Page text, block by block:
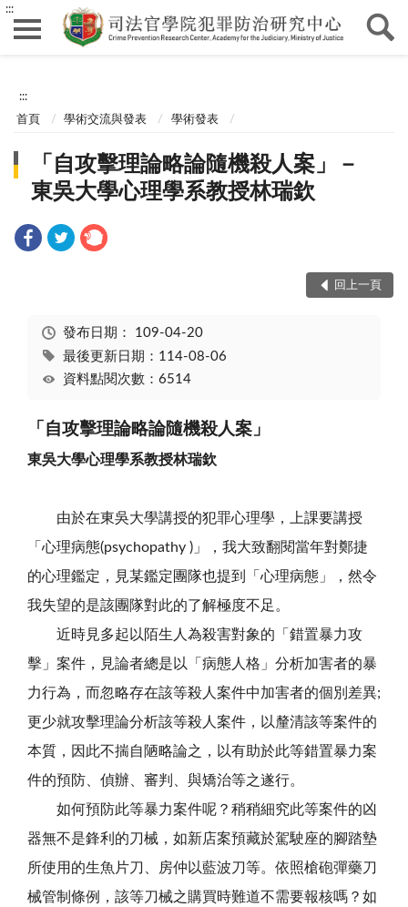
:::
:::
首頁 學術交流與發表 學術發表
「自攻擊理論略論隨機殺人案」－
東吳大學心理學系教授林瑞欽
回上一頁
發布日期： 109-04-20
最後更新日期：114-08-06
資料點閱次數：6514
「自攻擊理論略論隨機殺人案」
東吳大學心理學系教授林瑞欽
由於在東吳大學講授的犯罪心理學，上課要講授
「心理病態(psychopathy )」，我大致翻閱當年對鄭捷
的心理鑑定，見某鑑定團隊也提到「心理病態」，然令
我失望的是該團隊對此的了解極度不足。
近時見多起以陌生人為殺害對象的「錯置暴力攻
擊」案件，見論者總是以「病態人格」分析加害者的暴
力行為，而忽略存在該等殺人案件中加害者的個別差異;
更少就攻擊理論分析該等殺人案件，以釐清該等案件的
本質，因此不揣自陋略論之，以有助於此等錯置暴力案
件的預防、偵辦、審判、與矯治等之遂行。
如何預防此等暴力案件呢？稍稍細究此等案件的凶
器無不是鋒利的刀械，如新店案預藏於駕駛座的腳踏墊
所使用的生魚片刀、房仲以藍波刀等。依照槍砲彈藥刀
械管制條例，該等刀械之購買時難道不需要報核嗎？如